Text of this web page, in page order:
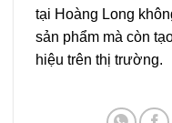
tại Hoàng Long
sản phẩm mà còn
hiệu trên thị trường.